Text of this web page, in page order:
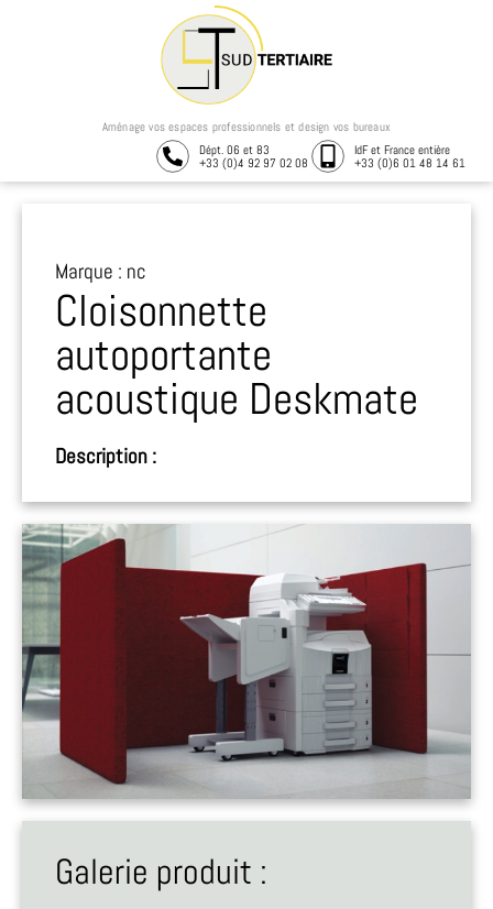
Dépt. 06 et 83
+33 (0)4 92 97 02 08
IdF et France entière
+33 (0)6 01 48 14 61
Aménage vos espaces professionnels et design vos bureaux
Marque : nc
Cloisonnette
autoportante
acoustique Deskmate
Description :
Galerie produit :